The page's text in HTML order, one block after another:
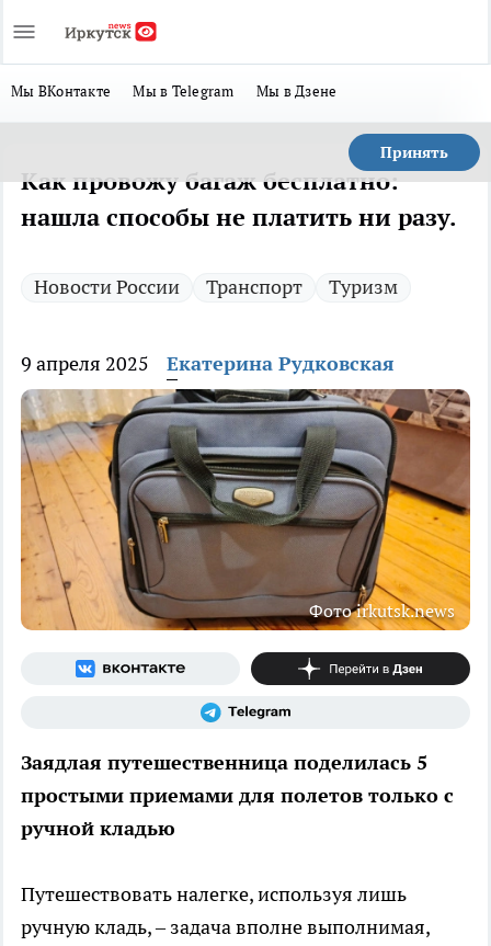
Мы ВКонтакте Мы в Telegram Мы в Дзене
Принять
Как провожу багаж бесплатно:
нашла способы не платить ни разу.
Новости России Транспорт Туризм
9 апреля 2025 Екатерина Рудковская
Фото irkutsk.news
Заядлая путешественница поделилась 5
простыми приемами для полетов только с
ручной кладью
Путешествовать налегке, используя лишь
ручную кладь, – задача вполне выполнимая,